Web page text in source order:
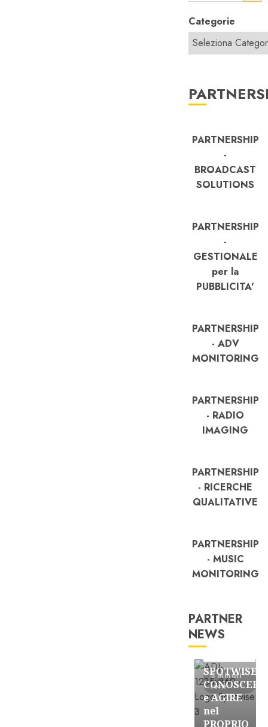
Categorie
PARTNERSHIP
-
BROADCAST
SOLUTIONS
PARTNERSHIP
-
GESTIONALE
per la
PUBBLICITA'
PARTNERSHIP
- ADV
MONITORING
PARTNERSHIP
- RADIO
IMAGING
PARTNERSHIP
- RICERCHE
QUALITATIVE
PARTNERSHIP
- MUSIC
MONITORING
PARTNER
NEWS
3 minuti
letti
FREE
SPOTWISE:
CONOSCERE
e AGIRE
nel
PROPRIO